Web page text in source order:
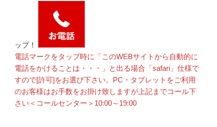
ップ！
電話マークをタップ時に「このWEBサイトから自動的に
電話をかけることは・・・」と出る場合「safari」仕様で
すので[許可]をお選び下さい。PC・タブレットをご利用
のお客様はお手数をお掛け致しますが上記までコール下
さい＜コールセンター＞10:00～19:00